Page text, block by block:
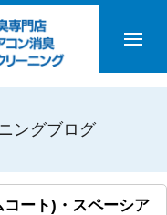
ングブログ
ート)・スペーシア